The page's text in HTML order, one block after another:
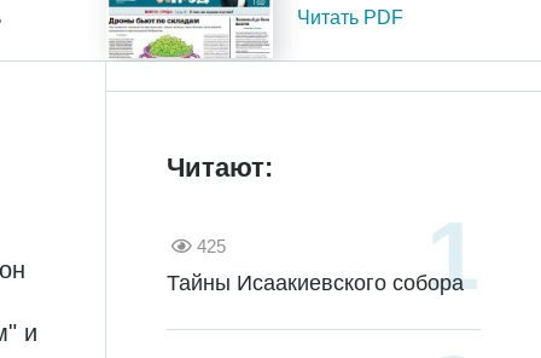
Читать PDF
и
Читают:
425
Тайны Исаакиевского собора